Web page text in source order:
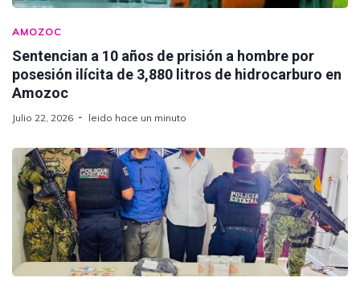
AMOZOC
Sentencian a 10 años de prisión a hombre por
posesión ilícita de 3,880 litros de hidrocarburo en
Amozoc
Julio 22, 2026 leido hace un minuto